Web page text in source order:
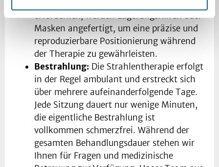
erforderlich, werden Lagerungshilfen oder
Masken angefertigt, um eine präzise und
reproduzierbare Positionierung während
der Therapie zu gewährleisten.
Bestrahlung: Die Strahlentherapie erfolgt
in der Regel ambulant und erstreckt sich
über mehrere aufeinanderfolgende Tage.
Jede Sitzung dauert nur wenige Minuten,
die eigentliche Bestrahlung ist
vollkommen schmerzfrei. Während der
gesamten Behandlungsdauer stehen wir
Ihnen für Fragen und medizinische